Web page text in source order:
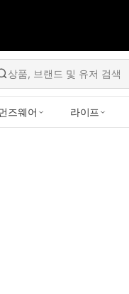
상품, 브랜드 및 유저 검색
즈웨어 라이프